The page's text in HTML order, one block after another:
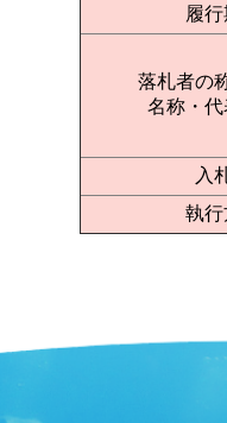
履
落札者の
名称・
入
執